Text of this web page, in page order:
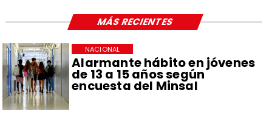
Alarmante hábito en jóvenes
de 13 a 15 años según
encuesta del Minsal
NACIONAL
MÁS RECIENTES